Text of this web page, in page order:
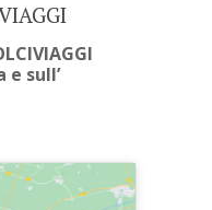
e sull’